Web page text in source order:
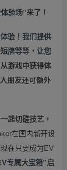
验场”来了！
验！我们提供
牌等等，让您
游戏中获得体
朋友还可额外
起切磋技艺，
在国内新开设
在只要成为EV
专属大宝箱”启